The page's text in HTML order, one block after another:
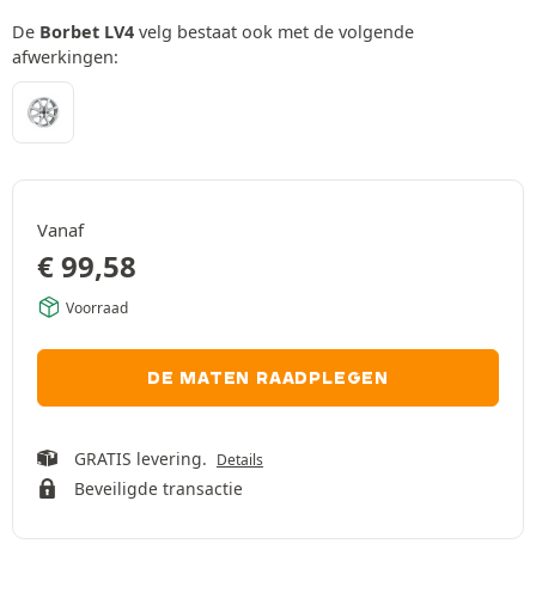
De Borbet LV4 velg bestaat ook met de volgende
afwerkingen:
Vanaf
€99,58
Voorraad
DE MATEN RAADPLEGEN
GRATIS levering. Details
Beveiligde transactie